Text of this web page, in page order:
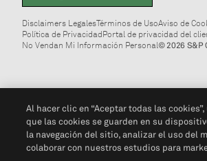
Disclaimers LegalesTérminos de UsoAviso de
Política de PrivacidadPortal de privacidad del
No Vendan Mi Información Personal© 2026 S&P
Al hacer clic en “Aceptar todas las
que las cookies se guarden en su
la navegación del sitio, analizar el uso del
colaborar con nuestros estudios para